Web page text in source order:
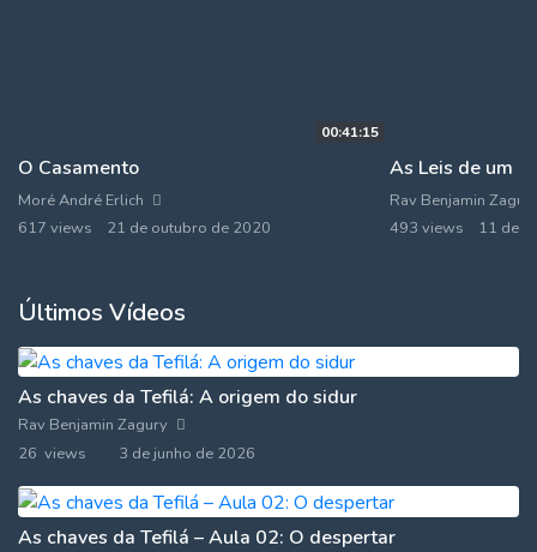
00:41:15
O Casamento
Moré André Erlich
617 views
21 de outubro de 2020
As Leis de um
Rav Benjamin
493 views
11 de
Últimos Vídeos
As chaves da Tefilá: A origem do sidur
Rav Benjamin Zagury
26 views
3 de junho de 2026
As chaves da Tefilá – Aula 02: O despertar